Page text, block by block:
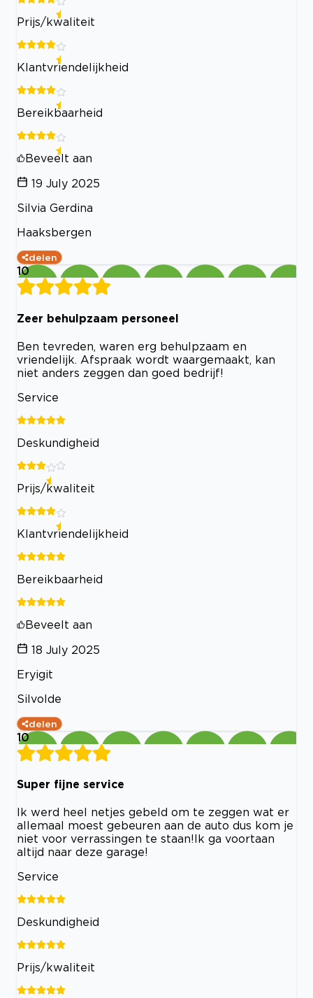
Prijs/kwaliteit
Klantvriendelijkheid
Bereikbaarheid
Beveelt aan
19 July 2025
Silvia Gerdina
Haaksbergen
delen
10
Zeer behulpzaam personeel
Ben tevreden, waren erg behulpzaam en
vriendelijk. Afspraak wordt waargemaakt, kan
niet anders zeggen dan goed bedrijf!
Service
Deskundigheid
Prijs/kwaliteit
Klantvriendelijkheid
Bereikbaarheid
Beveelt aan
18 July 2025
Eryigit
Silvolde
delen
10
Super fijne service
Ik werd heel netjes gebeld om te zeggen wat er
allemaal moest gebeuren aan de auto dus kom je
niet voor verrassingen te staan!Ik ga voortaan
altijd naar deze garage!
Service
Deskundigheid
Prijs/kwaliteit